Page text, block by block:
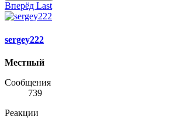
Вперёд Last
sergey222
Местный
Сообщения
739
Реакции